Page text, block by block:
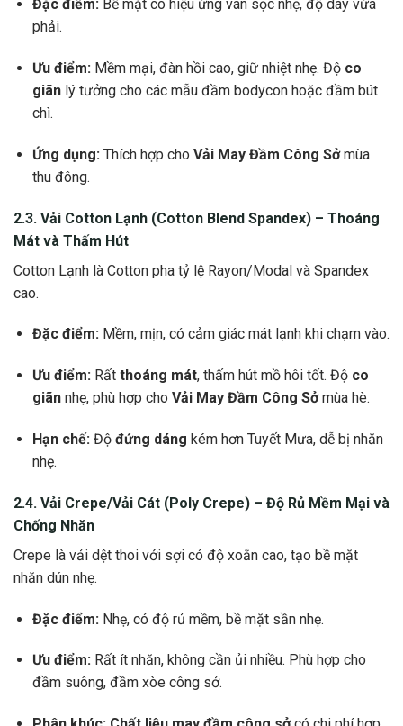
Đặc điểm:Bề mặt có hiệu ứng vân sọc nhẹ, độ dày vừa
phải.
Ưu điểm:Mềm mại, đàn hồi cao, giữ nhiệt nhẹ. Độ co
giãnlý tưởng cho các mẫu đầm bodycon hoặc đầm bút
chì.
Ứng dụng: Thích hợp cho Vải May Đầm Công Sởmùa
thu đông.
2.3. Vải Cotton Lạnh (Cotton Blend Spandex) – Thoáng
Mát và Thấm Hút
Cotton Lạnh là Cotton pha tỷ lệ Rayon/Modal và Spandex
cao.
Đặc điểm:Mềm, mịn, có cảm giác mát lạnh khi chạm vào.
Ưu điểm:Rất thoáng mát, thấm hút mồ hôi tốt. Độ co
giãnnhẹ, phù hợp cho Vải May Đầm Công Sởmùa hè.
Hạn chế:Độ đứng dáng kém hơn Tuyết Mưa, dễ bị nhăn
nhẹ.
2.4. Vải Crepe/Vải Cát (Poly Crepe) – Độ Rủ Mềm Mại và
Chống Nhăn
Crepe là vải dệt thoi với sợi có độ xoắn cao, tạo bề mặt
nhăn dún nhẹ.
Đặc điểm: Nhẹ, có độ rủ mềm, bề mặt sần nhẹ.
Ưu điểm:Rất ít nhăn, không cần ủi nhiều. Phù hợp cho
đầm suông, đầm xòe công sở.